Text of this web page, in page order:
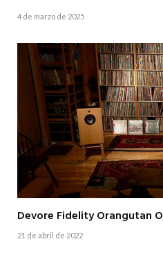
4 de marzo de 2025
Devore Fidelity Orangutan
21 de abril de 2022